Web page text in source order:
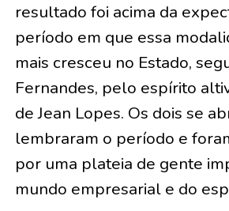
resultado foi acima da
período em que essa
mais cresceu no Estado,
Fernandes, pelo espírito
de Jean Lopes. Os dois se
lembraram o período e
por uma plateia de gente
mundo empresarial e do